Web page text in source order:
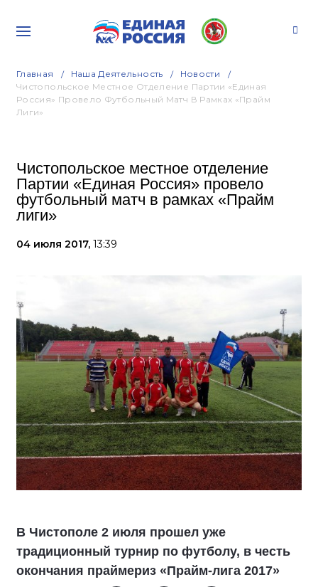
Главная Наша Деятельность
Новости
Чистопольское Местное Отделение Партии «Единая
Россия» Провело Футбольный Матч В Рамках «Прайм
Лиги»
Чистопольское местное отделение
Партии «Единая Россия» провело
футбольный матч в рамках «Прайм
лиги»
04 июля 2017, 13:39
В Чистополе 2 июля прошел уже
традиционный турнир по футболу, в честь
окончания праймериз «Прайм-лига 2017»